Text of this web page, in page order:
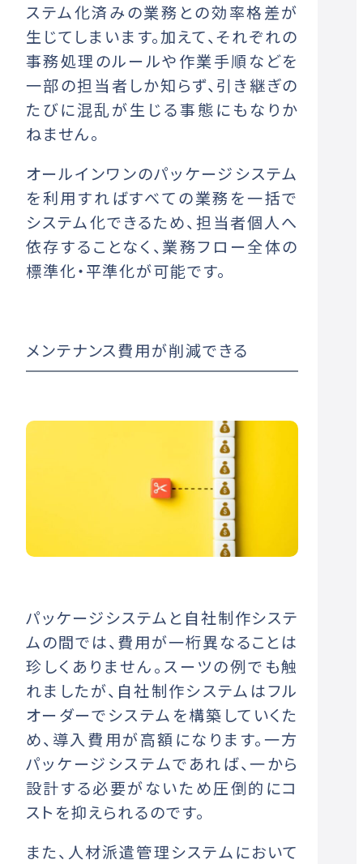
ステム化済みの業務との効率格差が
生じてしまいます。加えて、それぞれの
事務処理のルールや作業手順などを
一部の担当者しか知らず、引き継ぎの
たびに混乱が生じる事態にもなりか
ねません。
オールインワンのパッケージシステム
を利用すればすべての業務を一括で
システム化できるため、担当者個人へ
依存することなく、業務フロー全体の
標準化・平準化が可能です。
メンテナンス費用が削減できる
パッケージシステムと自社制作システ
ムの間では、費用が一桁異なることは
珍しくありません。スーツの例でも触
れましたが、自社制作システムはフル
オーダーでシステムを構築していくた
め、導入費用が高額になります。一方
パッケージシステムであれば、一から
設計する必要がないため圧倒的にコ
ストを抑えられるのです。
また、人材派遣管理システムにおいて